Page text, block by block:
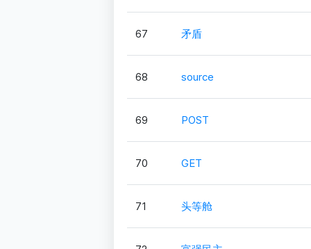
67 矛盾
68 source
69 POST
70 GET
71 头等舱